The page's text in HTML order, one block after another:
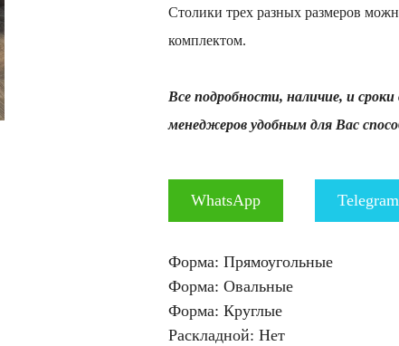
Столики трех разных размеров
комплектом.
Все подробности, наличие, и
менеджеров удобным для Вас
WhatsApp Telegram
Форма: Прямоугольные
Форма: Овальные
Форма: Круглые
Раскладной: Нет